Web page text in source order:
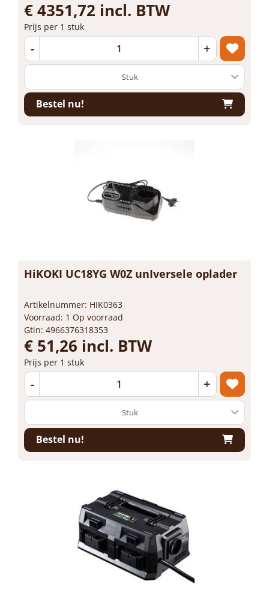
€ 4351,72 incl. BTW
Prijs per 1 stuk
- +
Bestel nu!
HiKOKI UC18YG W0Z unIversele oplader
Artikelnummer: HIK0363
Voorraad: 1 Op voorraad
Gtin: 4966376318353
€ 51,26 incl. BTW
Prijs per 1 stuk
- +
Bestel nu!